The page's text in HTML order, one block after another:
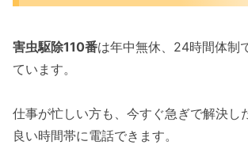
害虫駆除110番は年中無休、24時間体制
ています。
仕事が忙しい方も、今すぐ急ぎで解決し
良い時間帯に電話できます。